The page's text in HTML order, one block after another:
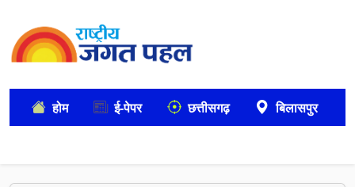
होम ई-पेपर छत्तीसगढ़ बिलासपुर